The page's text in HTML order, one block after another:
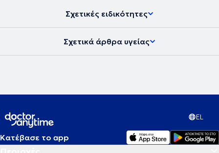
Σχετικές ειδικότητες
Σχετικά άρθρα υγείας
EL
Κατέβασε το app